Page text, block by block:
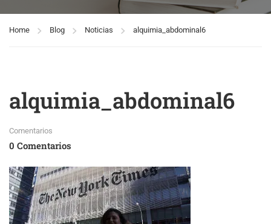
Home Blog Noticias alquimia_abdominal6
alquimia_abdominal6
Comentarios
0 Comentarios